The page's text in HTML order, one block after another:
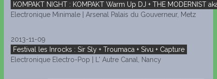
KOMPAKT NIGHT : KOMPAKT Warm Up DJ + THE MODERNIST
Electronique Minimale | Arsenal Palais du Gouverneur, Metz
2013-11-09
Festival les Inrocks : Sir Sly + Troumaca + Sivu + Capture
Electronique Electro-Pop | L' Autre Canal, Nancy